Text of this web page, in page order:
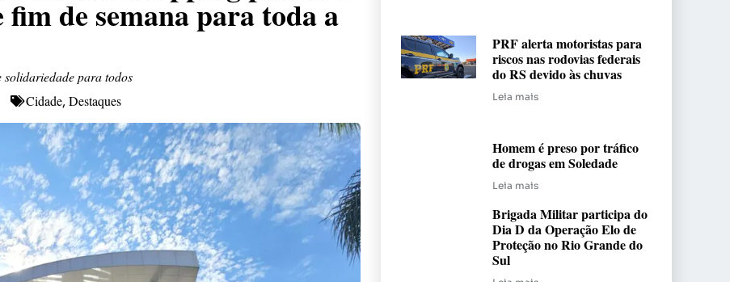
de semana para toda a
solidariedade para todos
Cidade, Destaques
PRF alerta motoristas para
riscos nas rodovias federais
do RS devido às chuvas
Leia mais
Homem é preso por tráfico
de drogas em Soledade
Leia mais
Brigada Militar participa do
Dia D da Operação Elo de
Proteção no Rio Grande do
Sul